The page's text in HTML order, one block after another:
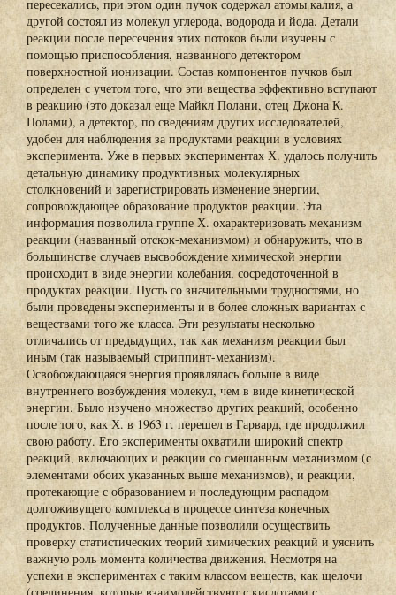
пересекались, при этом один пучок содержал атомы калия, а
другой состоял из молекул углерода, водорода и йода. Детали
реакции после пересечения этих потоков были изучены с
помощью приспособления, названного детектором
поверхностной ионизации. Состав компонентов пучков был
определен с учетом того, что эти вещества эффективно вступают
в реакцию (это доказал еще Майкл Полани, отец Джона К.
Полами), а детектор, по сведениям других исследователей,
удобен для наблюдения за продуктами реакции в условиях
эксперимента. Уже в первых экспериментах Х. удалось получить
детальную динамику продуктивных молекулярных
столкновений и зарегистрировать изменение энергии,
сопровождающее образование продуктов реакции. Эта
информация позволила группе Х. охарактеризовать механизм
реакции (названный отскок-механизмом) и обнаружить, что в
большинстве случаев высвобождение химической энергии
происходит в виде энергии колебания, сосредоточенной в
продуктах реакции. Пусть со значительными трудностями, но
были проведены эксперименты и в более сложных вариантах с
веществами того же класса. Эти результаты несколько
отличались от предыдущих, так как механизм реакции был
иным (так называемый стриппинт-механизм).
Освобождающаяся энергия проявлялась больше в виде
внутреннего возбуждения молекул, чем в виде кинетической
энергии. Было изучено множество других реакций, особенно
после того, как Х. в 1963 г. перешел в Гарвард, где продолжил
свою работу. Его эксперименты охватили широкий спектр
реакций, включающих и реакции со смешанным механизмом (с
элементами обоих указанных выше механизмов), и реакции,
протекающие с образованием и последующим распадом
долгоживущего комплекса в процессе синтеза конечных
продуктов. Полученные данные позволили осуществить
проверку статистических теорий химических реакций и уяснить
важную роль момента количества движения. Несмотря на
успехи в экспериментах с таким классом веществ, как щелочи